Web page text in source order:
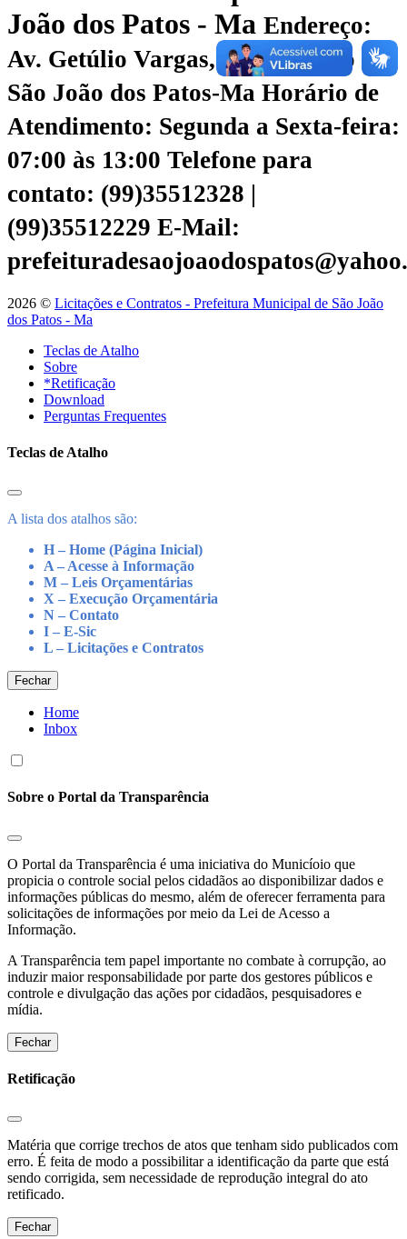
João dos Patos - Ma Endereço:
Av. Getúlio Vargas, 135 - Centro |
São João dos Patos-Ma Horário de
Atendimento: Segunda a Sexta-feira:
07:00 às 13:00 Telefone para
contato: (99)35512328 |
(99)35512229 E-Mail:
2026 © Licitações e Contratos - Prefeitura Municipal de São João
dos Patos - Ma
Teclas de Atalho
Sobre
*Retificação
Download
Perguntas Frequentes
Teclas de Atalho
A lista dos atalhos são:
H – Home (Página Inicial)
A – Acesse à Informação
M – Leis Orçamentárias
X – Execução Orçamentária
N – Contato
I – E-Sic
L – Licitações e Contratos
Fechar
Home
Inbox
Sobre o Portal da Transparência
O Portal da Transparência é uma iniciativa do Municíoio que
propicia o controle social pelos cidadãos ao disponibilizar dados e
informações públicas do mesmo, além de oferecer ferramenta para
solicitações de informações por meio da Lei de Acesso a
Informação.
A Transparência tem papel importante no combate à corrupção, ao
induzir maior responsabilidade por parte dos gestores públicos e
controle e divulgação das ações por cidadãos, pesquisadores e
mídia.
Fechar
Retificação
Matéria que corrige trechos de atos que tenham sido publicados com
erro. É feita de modo a possibilitar a identificação da parte que está
sendo corrigida, sem necessidade de reprodução integral do ato
retificado.
Fechar